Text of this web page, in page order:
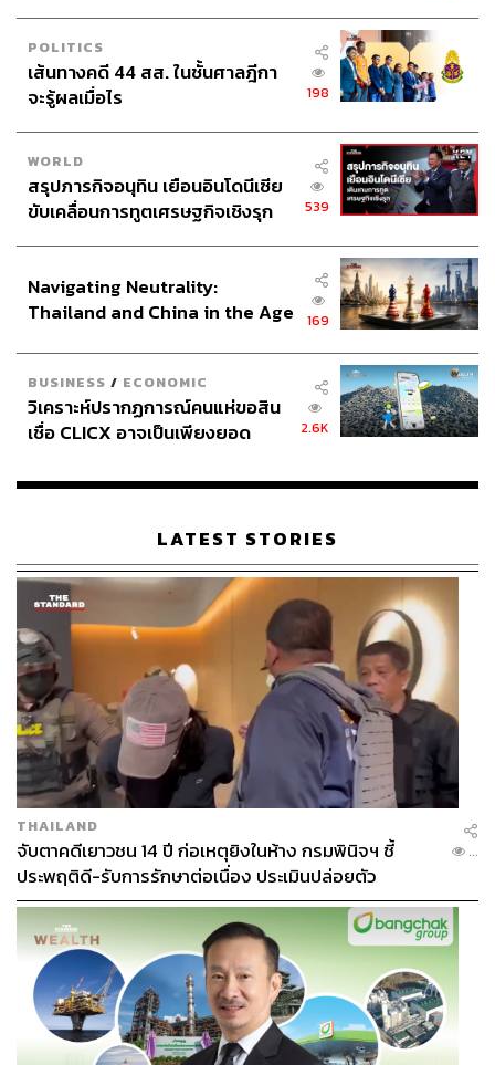
Editor’s Pick
Sephora Collection Outrageous Curl Mascara
มาสคาร่าสูตรขนตางอนเด้ง ช่วยเพิ่มความหนาและ
ความยาวให้ขนตาสวยเด่นทุกมุมมอง ราคา 680 บาท
Step 4 ตา แก้ม ปาก ต้องสีชมพูเท่านั้น
เราจะไม่เห็นลุคของเลขาคิมมีโซที่ฟาดตาหนักๆ หรือทาปาก
แดงแซ่บๆ เพราะคอนเซปต์ของเลขาแสนสวยต้องแอบหรูดู
แพง แต่คงความน่ารักอ่อนโยนเอาไว้ผ่านโทนสีชมพูหลาก
หลายเฉด เทคนิคแต่งตามีเพียงการทาสีอายแชโดว์เดี่ยวๆ
เท่านั้น บางวันก็ได้เห็นการเขียนอายไลเนอร์บางๆ ฟุ้งๆ เพื่อ
เน้นเส้นขอบตาให้ดูเด่น ปัดพวงแก้มด้วยบลัชออนโทนสีชมพู
เช่นเดียวกับริมฝีปากสีชมพูที่ช่วยให้ everyday look ดูสวย
หวานและมีเสน่ห์แบบไม่ต้องประโคมแต่งหน้าเยอะเกินไป
POLITICS
เส้นทางคดี 44 สส. ในชั้นศาลฎีกา
จะรู้ผลเมื่อไร
198
WORLD
สรุปภารกิจอนุทิน เยือนอินโดนีเซีย
ขับเคลื่อนการทูตเศรษฐกิจเชิงรุก
539
Navigating Neutrality:
Thailand and China in the Age
169
BUSINESS / ECONOMIC
วิเคราะห์ปรากฏการณ์คนแห่ขอสิน
เชื่อ CLICX อาจเป็นเพียงยอด
เรือนไทยที่ถูกซุกไว้
2.6K
LATEST STORIES
THAILAND
จับตาคดีเยาวชน 14 ปี ก่อเหตุยิงในห้าง กรมพินิจฯ ชี้
ประพฤติดี-รับการรักษาต่อเนื่อง ประเมินปล่อยตัว
...